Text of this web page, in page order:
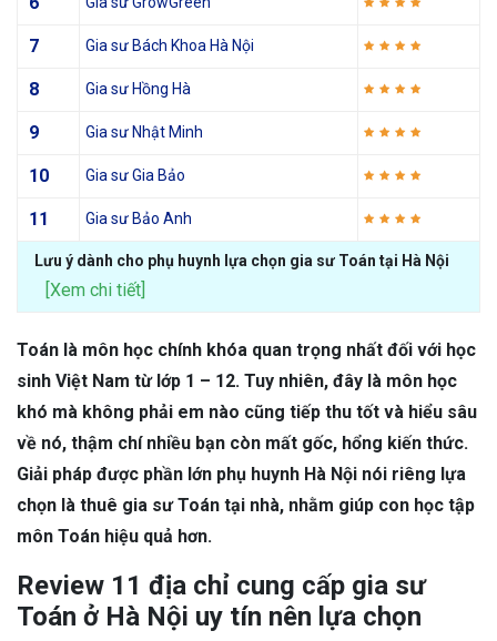
7 Gia sư Bách Khoa Hà Nội
8 Gia sư Hồng Hà
9 Gia sư Nhật Minh
10 Gia sư Gia Bảo
11 Gia sư Bảo Anh
Lưu ý dành cho phụ huynh lựa chọn gia sư Toán tại Hà Nội
[Xem chi tiết]
Toán là môn học chính khóa quan trọng nhất đối với học
sinh Việt Nam từ lớp 1 – 12. Tuy nhiên, đây là môn học
khó mà không phải em nào cũng tiếp thu tốt và hiểu sâu
về nó, thậm chí nhiều bạn còn mất gốc, hổng kiến thức.
Giải pháp được phần lớn phụ huynh Hà Nội nói riêng lựa
chọn là thuê gia sư Toán tại nhà, nhằm giúp con học tập
môn Toán hiệu quả hơn.
Review 11 địa chỉ cung cấp gia sư
Toán ở Hà Nội uy tín nên lựa chọn